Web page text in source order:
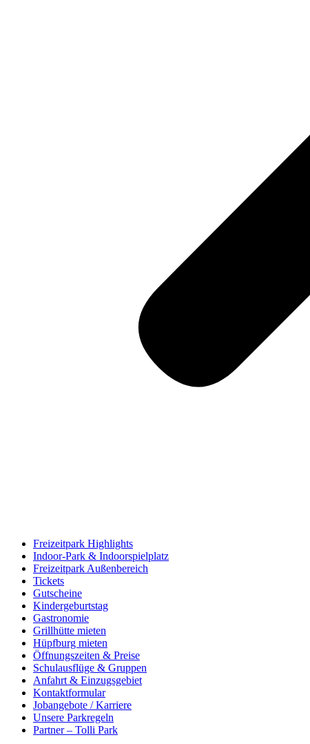
Freizeitpark Highlights
Indoor-Park & Indoorspielplatz
Freizeitpark Außenbereich
Tickets
Gutscheine
Kindergeburtstag
Gastronomie
Grillhütte mieten
Hüpfburg mieten
Öffnungszeiten & Preise
Schulausflüge & Gruppen
Anfahrt & Einzugsgebiet
Kontaktformular
Jobangebote / Karriere
Unsere Parkregeln
Partner – Tolli Park